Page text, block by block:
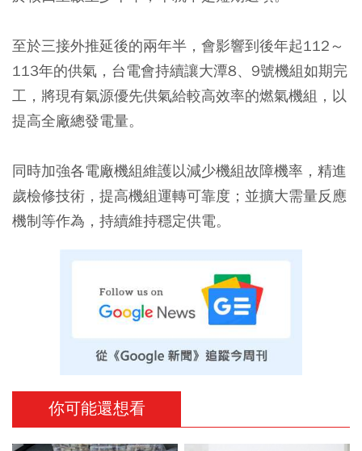
至於三接外推延後的兩年半，會影響到後年起112～
113年的供氣，台電會持續讓大潭8、9號機組如期完
工，將現有氣源優先供氣給較高效率的燃氣機組，以
提高全廠總發電量。
同時加強各電廠機組維護以減少機組故障機率，精進
歲檢修技術，提高機組運轉可靠度；並擴大需量反應
機制等作為，持續維持穩定供電。
你可能還想看